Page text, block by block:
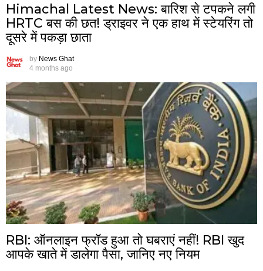
Himachal Latest News: बारिश से टपकने लगी
HRTC बस की छत! ड्राइवर ने एक हाथ में स्टेयरिंग तो
दूसरे में पकड़ा छाता
by News Ghat
4 months ago
RBI: ऑनलाइन फ्रॉड हुआ तो घबराएं नहीं! RBI खुद
आपके खाते में डालेगा पैसा, जानिए नए नियम